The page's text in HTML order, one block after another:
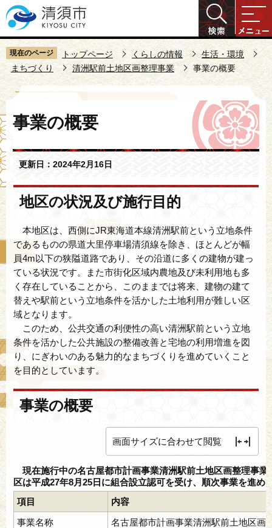
こ
の
ペ
ー
ジ
の
先
頭
で
す
現在のページ トップページ くらしの情報
生活・環境
まちづくり
清洲駅前土地区画整理事業 事業の概要
文
こ
ら
事業の概要
更新日：2024年2月16日
地区の状況及び施行目的
本地区は、西側にJR東海道本線清洲駅前という立地条件
であるものの県道大里停車場清須線を除き、ほとんどが幅
員4m以下の狭隘道路であり、その沿道に多くの建物が建っ
ている状況です。また市街化区域内農地及び未利用地も多
く存在していることから、このままでは将来、建物の建て
替えや駅前という立地条件を活かした土地利用が難しい区
域となります。
このため、公共交通の利便性の高い清洲駅前という立地
条件を活かした公共施設の整備改善と宅地の利用増進を図
り、にぎわいのある魅力的なまちづくりを進めていくこと
を目的としています。
事業の概要
画面サイズに合わせて閲覧
現在施行中の名古屋都市計画事業清洲駅前土地区画整理事業
区は平成27年8月25日に組合設立認可を受け、順次事業を進め
項目
内容
事業名称
名古屋都市計画事業清洲駅前土地区画